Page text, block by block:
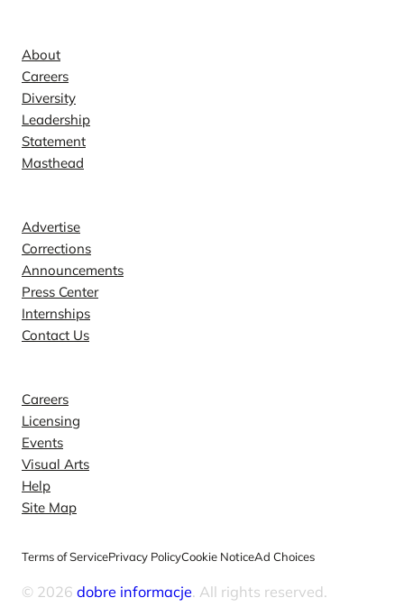
About
Careers
Diversity
Leadership
Statement
Masthead
Advertise
Corrections
Announcements
Press Center
Internships
Contact Us
Careers
Licensing
Events
Visual Arts
Help
Site Map
Terms of ServicePrivacy PolicyCookie NoticeAd Choices
© 2026 dobre informacje. All rights reserved.